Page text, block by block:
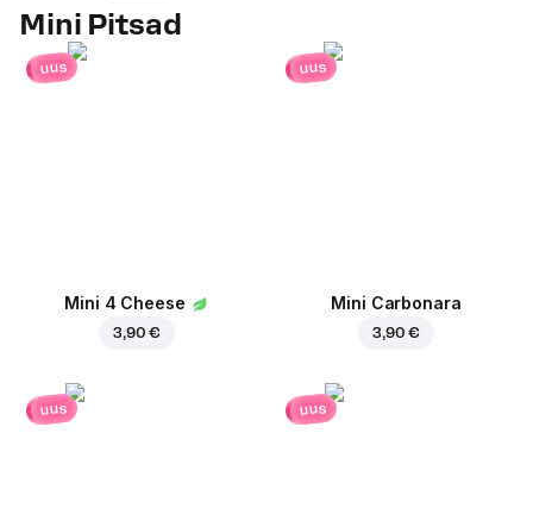
Mini Pitsad
uus
Mini 4 Cheese
3,90 €
uus
Mini Carbonara
3,90 €
uus uus